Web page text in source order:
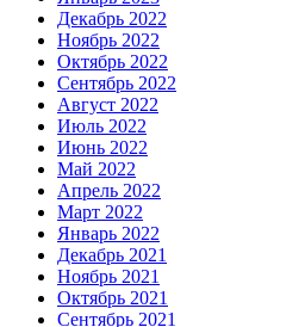
Декабрь 2022
Ноябрь 2022
Октябрь 2022
Сентябрь 2022
Август 2022
Июль 2022
Июнь 2022
Май 2022
Апрель 2022
Март 2022
Январь 2022
Декабрь 2021
Ноябрь 2021
Октябрь 2021
Сентябрь 2021